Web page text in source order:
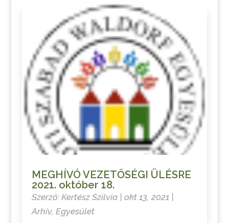
MEGHÍVÓ VEZETŐSÉGI ÜLÉSRE
2021. október 18.
Szerző: Kertész Szilvia| okt 13, 2021
Arhív, Egyesület